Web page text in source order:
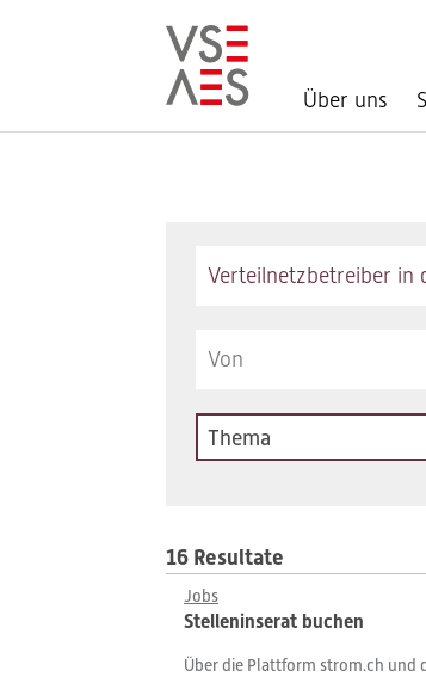
Über uns
Thema
16 Resultate
Jobs
Stelleninserat buchen
Über die Plattform strom.ch und